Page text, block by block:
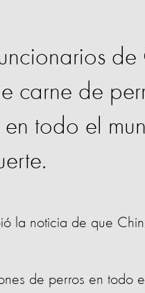
carne de
todo el
la noticia de que
de perros en todo